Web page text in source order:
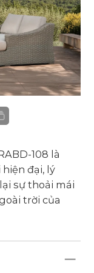
108 là
đại, lý
sự thoải mái
trời của